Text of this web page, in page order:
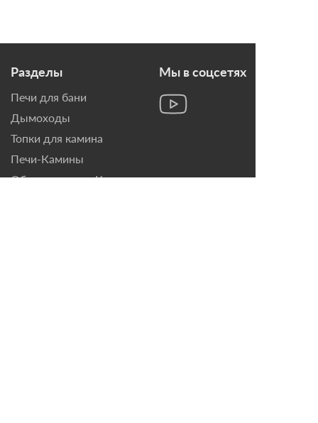
Разделы
Печи для бани
Дымоходы
Топки для камина
Печи-Камины
Облицовки для Каминов
Мы в соцсетях